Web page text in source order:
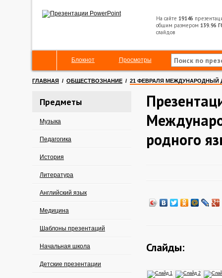
На сайте 19146
общим размером 139.96
слайдов
Блокнот Просмотры
ГЛАВНАЯ / ОБЩЕСТВОЗНАНИЕ / 21 ФЕВРАЛЯ МЕЖДУНАРОДНЫЙ
Предметы
Музыка
Педагогика
История
Литература
Английский язык
Медицина
Шаблоны презентаций
Начальная школа
Детские презентации
родного
Слайды: